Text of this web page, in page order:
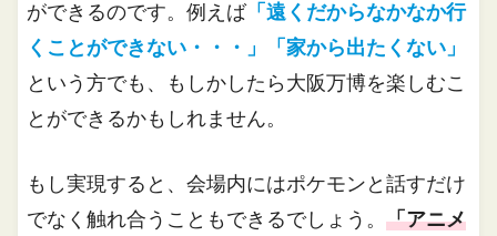
ができるのです。例えば「遠くだからなかなか行
くことができない・・・」「家から出たくない」
という方でも、もしかしたら大阪万博を楽しむこ
とができるかもしれません。
もし実現すると、会場内にはポケモンと話すだけ
でなく触れ合うこともできるでしょう。「アニメ